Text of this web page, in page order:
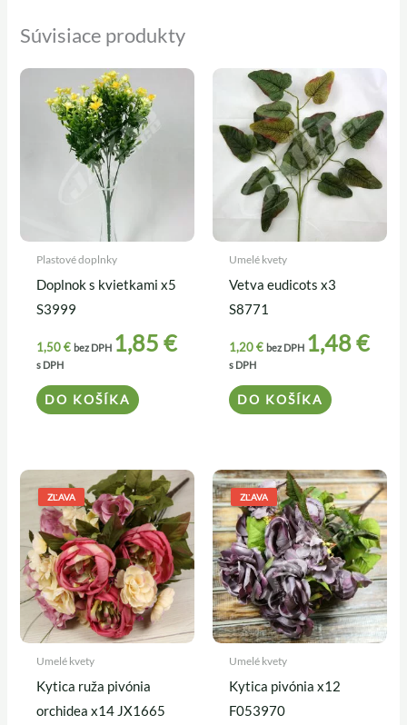
Súvisiace produkty
Plastové doplnky
Doplnok s kvietkami x5
S3999
1,50€ bez DPH 1,85 €
s DPH
DO KOŠÍKA
Umelé kvety
Vetva eudicots x3
S8771
1,20€ bez DPH 1,48€
s DPH
DO KOŠÍKA
ZĽAVA
Umelé kvety
Kytica ruža pivónia
orchidea x14 JX1665
Pôvodná
cena
bola:
4,90 €.
Aktuálna
cena
je:
4,50 €.
ZĽAVA
Umelé kvety
Kytica pivónia x12
F053970
Pôvodná
cena
bola:
5,60 €.
Aktuálna
cena
je:
4,90 €.